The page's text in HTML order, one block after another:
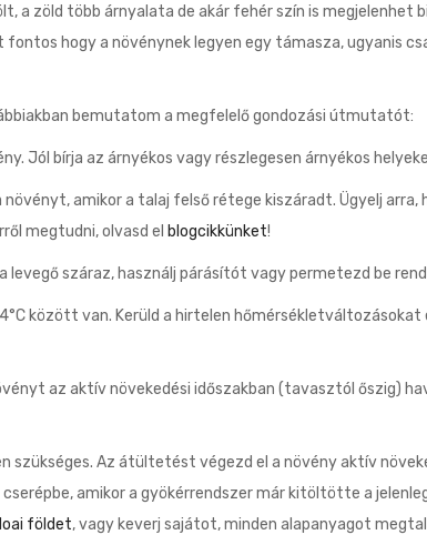
a zöld több árnyalata de akár fehér szín is megjelenhet
hogy a növénynek legyen egy támasza, ugyanis
bemutatom a megfelelő gondozási útmutatót:
Jól bírja az árnyékos vagy részlegesen árnyékos
növényt, amikor a talaj felső rétege kiszáradt. Ügyelj
megtudni, olvasd el blogcikkünket!
száraz, használj párásítót vagy permetezd be
között van. Kerüld a hirtelen
az aktív növekedési időszakban (tavasztól őszig)
szükséges. Az átültetést végezd el a növény aktív
amikor a gyökérrendszer már kitöltötte a
földet, vagy keverj sajátot, minden alapanyagot